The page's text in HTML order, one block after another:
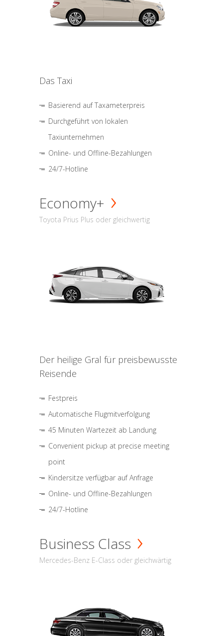
Das Taxi
Basierend auf Taxameterpreis
Durchgeführt von lokalen
Taxiunternehmen
Online- und Offline-Bezahlungen
24/7-Hotline
Economy+
Toyota Prius Plus oder gleichwertig
Der heilige Gral für preisbewusste
Reisende
Festpreis
Automatische Flugmitverfolgung
45 Minuten Wartezeit ab Landung
Convenient pickup at precise meeting
point
Kindersitze verfügbar auf Anfrage
Online- und Offline-Bezahlungen
24/7-Hotline
Business Class
Mercedes-Benz E-Class oder gleichwärtig